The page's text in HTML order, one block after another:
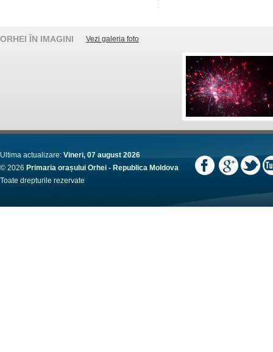
ORHEI ÎN IMAGINI Vezi galeria foto
Ultima actualizare: Vineri, 07 august 2026
© 2026 Primaria orașului Orhei - Republica Moldova
Toate drepturile rezervate